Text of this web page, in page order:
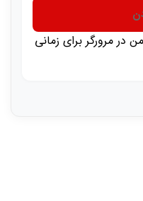
در مرورگر برای زمانی